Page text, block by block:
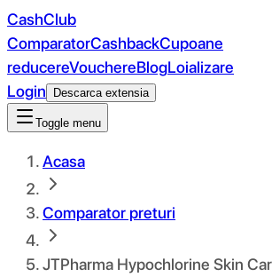
CashClub
ComparatorCashbackCupoane
reducereVouchereBlogLoializare
Login
Descarca extensia
Toggle menu
Acasa
Comparator preturi
JTPharma Hypochlorine Skin